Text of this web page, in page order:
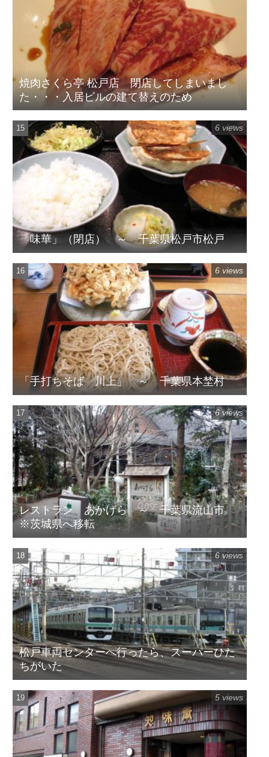
焼肉さくら亭 松戸店 閉店してしまいまし
た・・・入居ビルの建て替えのため
「味華」（閉店） ～ 千葉県松戸市松戸
6 views
「手打ちそば 川上」 ～ 千葉県本埜村
6 views
レストラン あかげら ～ 千葉県流山市
※茨城県へ移転
6 views
松戸車両センターへ行ったら、スーパーひた
ちがいた
6 views
5 views